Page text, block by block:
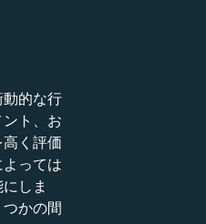
的な行
ト、お
く評価
っては
しま
かの間